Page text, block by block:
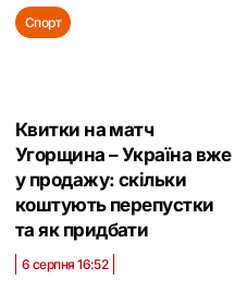
Спорт
Квитки на матч
Угорщина – Україна вже
у продажу: скільки
коштують перепустки
та як придбати
6 серпня 16:52